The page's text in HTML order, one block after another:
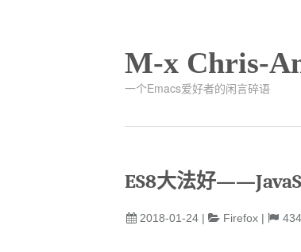
M-x Chris-
一个Emacs爱好者的闲言碎语
ES8大法好
2018-01-24 | Firefox | 434